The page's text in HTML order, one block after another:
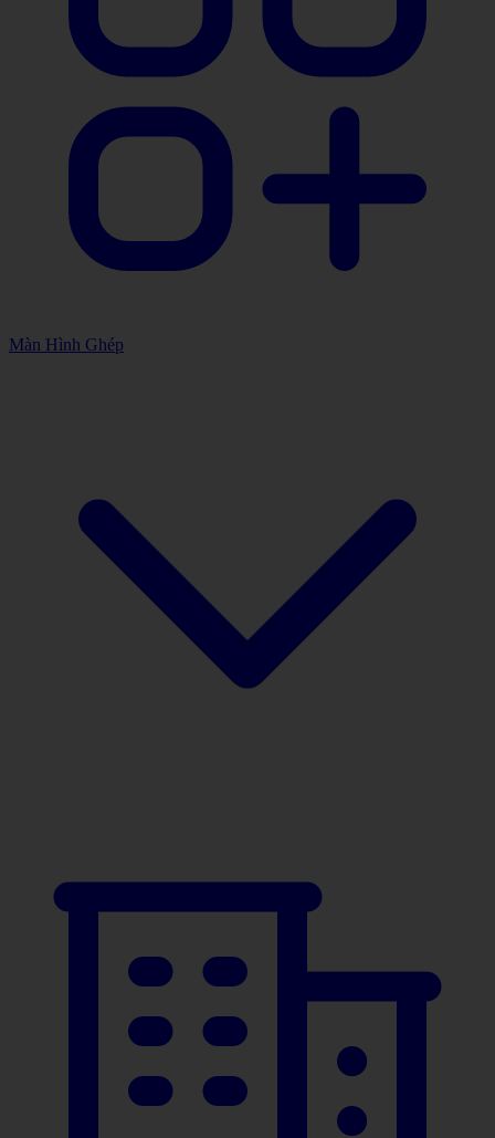
Màn Hình Ghép